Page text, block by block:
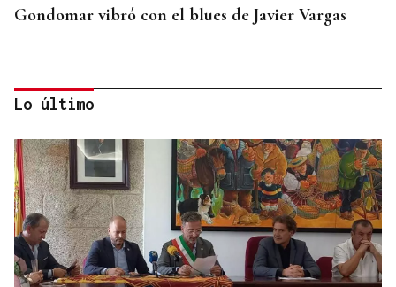
Gondomar vibró con el blues de Javier Vargas
INCENDIO URBANO
Lo último